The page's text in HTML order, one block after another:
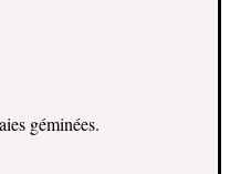
géminées.